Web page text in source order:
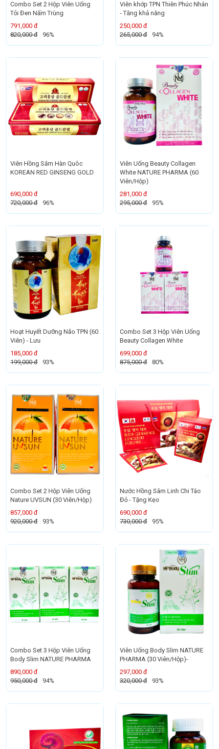
Combo Set 2 Hộp Viên Uống
Tỏi Đen Nấm Trùng
791,000 đ
820,000 đ
96%
Viên khớp TPN Thiên Phúc Nhân
- Tăng khả năng
250,000 đ
265,000 đ
94%
Viên Hồng Sâm Hàn Quôc
KOREAN RED GINSENG GOLD
690,000 đ
720,000 đ
96%
Viên Uống Beauty Collagen
White NATURE PHARMA (60
Viên/Hộp)
281,000 đ
295,000 đ
95%
Hoạt Huyết Dưỡng Não TPN (60
Viên) - Lưu
185,000 đ
199,000 đ
93%
Combo Set 3 Hộp Viên Uống
Beauty Collagen White
699,000 đ
875,000 đ
80%
Combo Set 2 Hộp Viên Uống
Nature UVSUN (30 Viên/Hộp)
857,000 đ
920,000 đ
93%
Nước Hồng Sâm Linh Chi Táo
Đỏ - Tặng Kẹo
690,000 đ
730,000 đ
95%
Combo Set 3 Hộp Viên Uống
Body Slim NATURE PHARMA
890,000 đ
950,000 đ
94%
Viên Uống Body Slim NATURE
PHARMA (30 Viên/Hộp)-
297,000 đ
320,000 đ
93%